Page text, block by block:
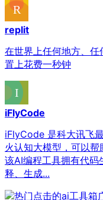
replit
在世界上任何地方、
置上花费一秒钟
iFlyCode
iFlyCode 是科大讯飞
火认知大模型，可以帮
该AI编程工具拥有代
释、生成...